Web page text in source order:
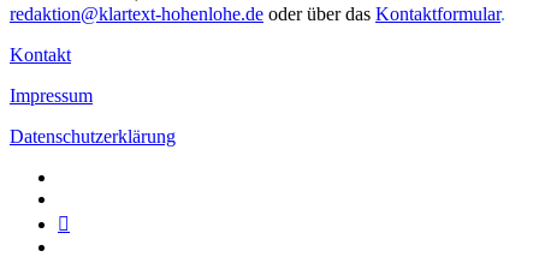
redaktion@klartext-hohenlohe.de oder über das Kontaktformular.
Kontakt
Impressum
Datenschutzerklärung